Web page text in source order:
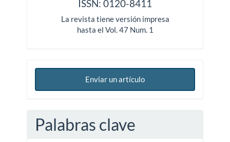
ISSN: 0120-8411
La revista tiene versión impresa
hasta el Vol. 47 Num. 1
Enviar un artículo
Palabras clave